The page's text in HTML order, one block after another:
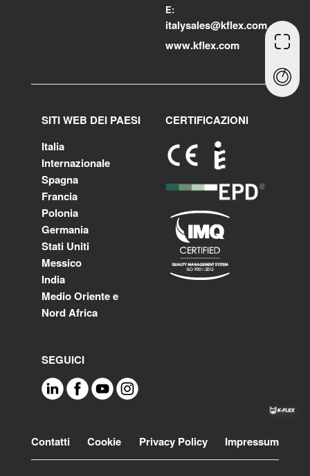
E:
italysales@kflex.com
www.kflex.com
SITI WEB DEI PAESI
Italia
Internazionale
Spagna
Francia
Polonia
Germania
Stati Uniti
Messico
India
Medio Oriente e
Nord Africa
CERTIFICAZIONI
SEGUICI
Footer
Contatti Cookie Privacy Policy Impressum